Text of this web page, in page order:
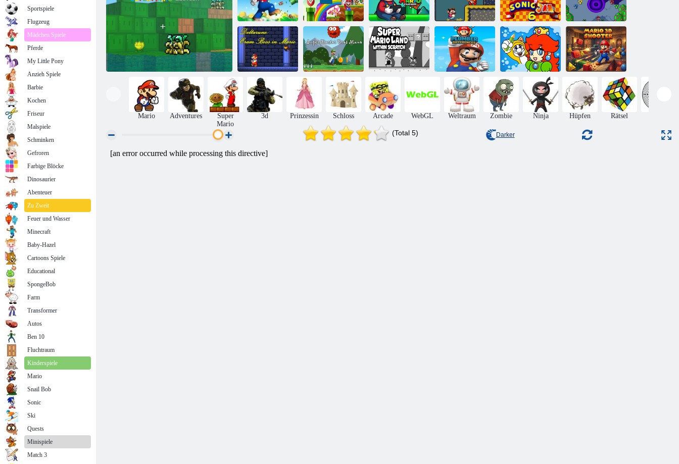
Minecraft Super Mario Edition
Super Mario
Puzzle
Super Mario
Memory Card
Match
Super Mario
Clicker
Mario Yggdrasil Sonic Jam 6
Super Mario
World Legend of
the Four Keys
Deltarune: Eram
Boss in Mario
Super Doctor
Bros Mano
Super Mario
landet bei Grund
Plamber-
Unterschiede
Fröhlicher
Klempner
Mario 3D-
Shooter
Mario Adventures
Super
Mario
3d Prinzessin Schloss Arcade WebGL Weltraum Zombie Ninja Hüpfen Rätsel
(Total 5) Darker
Sportspiele
Flugzeug
Mädchen Spiele
Pferde
My Little Pony
Anzieh Spiele
Barbie
Kochen
Friseur
Malspiele
Schminken
Gefroren
Farbige Blöcke
Dinosaurier
Abenteuer
Zu Zweit
Feuer und Wasser
Minecraft
Baby-Hazel
Cartoons Spiele
Educational
SpongeBob
Farm
Transformer
Autos
Ben 10
Fluchtraum
Kinderspiele
Mario
Snail Bob
Sonic
Ski
Quests
Minispiele
Match 3